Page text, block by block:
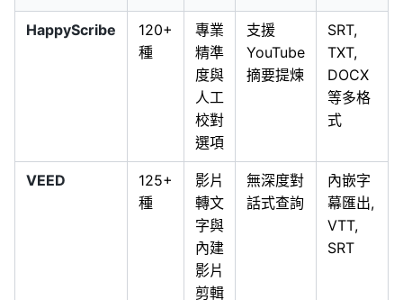
HappyScribe
120+
種
專業
精準
度與
人工
校對
選項
支援
YouTube
摘要提煉
SRT,
TXT,
DOCX
等多格
式
VEED
125+
種
影片
轉文
字與
內建
影片
剪輯
無深度對
話式查詢
內嵌字
幕匯出,
VTT,
SRT